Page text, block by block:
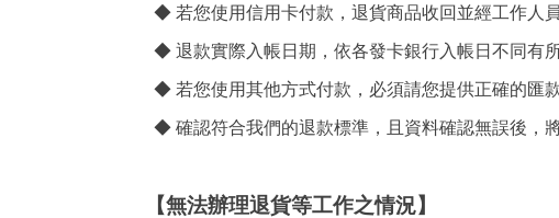
◆ 若您使用信用卡付款，退貨商品收回並經工作人
◆ 退款實際入帳日期，依各發卡銀行入帳日不同有
◆ 若您使用其他方式付款，必須請您提供正確的匯
◆ 確認符合我們的退款標準，且資料確認無誤後，
【無法辦理退貨等工作之情況】